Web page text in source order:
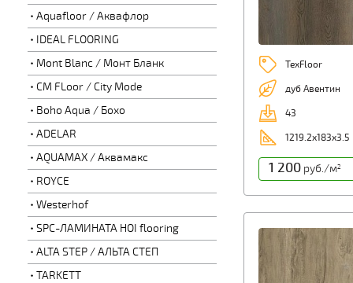
Aquafloor / Аквафлор
IDEAL FLOORING
Mont Blanc / Монт Бланк
CM FLoor / City Mode
Boho Aqua / Бохо
ADELAR
AQUAMAX / Аквамакс
ROYCE
Westerhof
SPC-ЛАМИНАТА HOI flooring
ALTA STEP / АЛЬТА СТЕП
TARKETT
TexFloor
дуб Авентин
43
1219.2х183х3.5
1 200руб./м2